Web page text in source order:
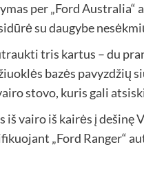
per „Ford
su daugybe
tris kartus – du
bazės pavyzdžių
stovo, kuris gali
iš vairo iš kairės į
„Ford Ranger“